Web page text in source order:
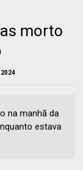
morto
na manhã da
estava